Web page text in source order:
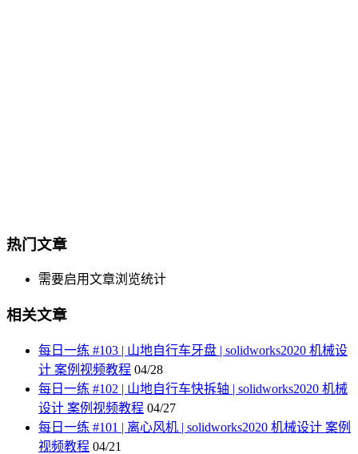
热门文章
需要启用文章浏览统计
相关文章
每日一练 #103 | 山地自行车牙盘 | solidworks2020 机械设
计 案例视频教程 04/28
每日一练 #102 | 山地自行车快拆轴 | solidworks2020 机械
设计 案例视频教程 04/27
每日一练 #101 | 离心风机 | solidworks2020 机械设计 案例
视频教程 04/21